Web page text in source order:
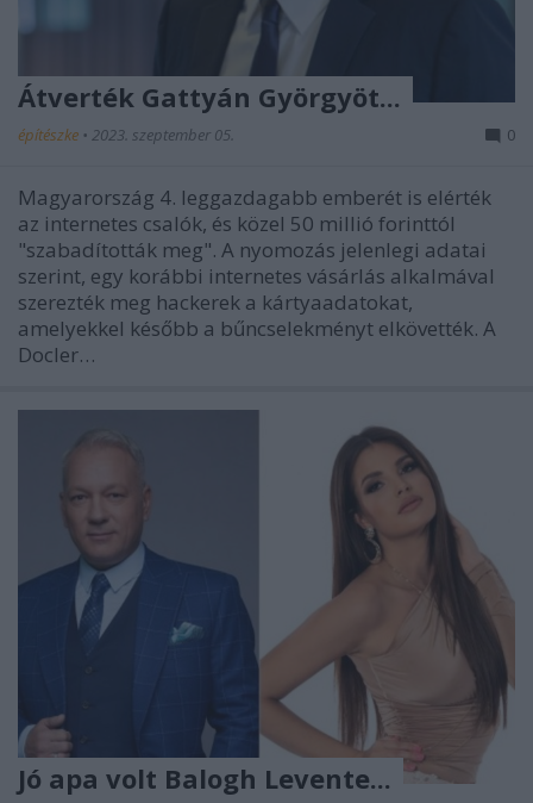
Átverték Gattyán Györgyöt...
építészke • 2023. szeptember 05. 0
Magyarország 4. leggazdagabb emberét is elérték
az internetes csalók, és közel 50 millió forinttól
"szabadították meg". A nyomozás jelenlegi adatai
szerint, egy korábbi internetes vásárlás alkalmával
szerezték meg hackerek a kártyaadatokat,
amelyekkel később a bűncselekményt elkövették. A
Docler…
Jó apa volt Balogh Levente...